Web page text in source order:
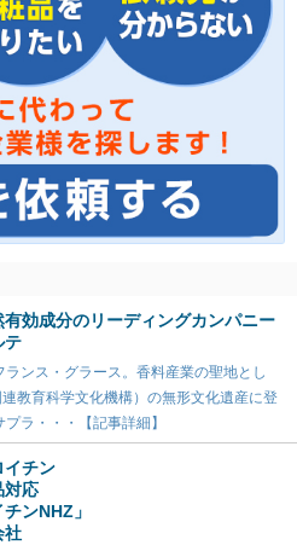
有効成分のリーディングカンパニー
テ
ランス・グラース。香料産業の聖地とし
教育科学文化機構）の無形文化遺産に登
ラ・・・【記事詳細】
イチン
対応
ンNHZ」
社